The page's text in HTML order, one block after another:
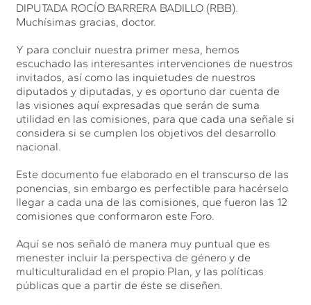
DIPUTADA ROCÍO BARRERA BADILLO (RBB).
Muchísimas gracias, doctor.
Y para concluir nuestra primer mesa, hemos
escuchado las interesantes intervenciones de nuestros
invitados, así como las inquietudes de nuestros
diputados y diputadas, y es oportuno dar cuenta de
las visiones aquí expresadas que serán de suma
utilidad en las comisiones, para que cada una señale si
considera si se cumplen los objetivos del desarrollo
nacional.
Este documento fue elaborado en el transcurso de las
ponencias, sin embargo es perfectible para hacérselo
llegar a cada una de las comisiones, que fueron las 12
comisiones que conformaron este Foro.
Aquí se nos señaló de manera muy puntual que es
menester incluir la perspectiva de género y de
multiculturalidad en el propio Plan, y las políticas
públicas que a partir de éste se diseñen.